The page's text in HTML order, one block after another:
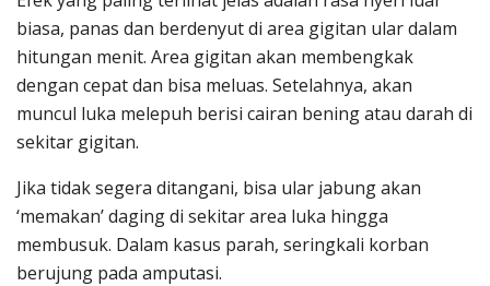
biasa, panas dan berdenyut di area gigitan ular dalam
hitungan menit. Area gigitan akan membengkak
dengan cepat dan bisa meluas. Setelahnya, akan
muncul luka melepuh berisi cairan bening atau darah di
sekitar gigitan.
Jika tidak segera ditangani, bisa ular jabung akan
‘memakan’ daging di sekitar area luka hingga
membusuk. Dalam kasus parah, seringkali korban
berujung pada amputasi.